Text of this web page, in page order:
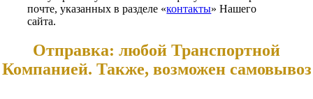
почте, указанных в разделе «контакты» Нашего
сайта.
Отправка: любой Транспортной
Компанией. Также, возможен самовывоз